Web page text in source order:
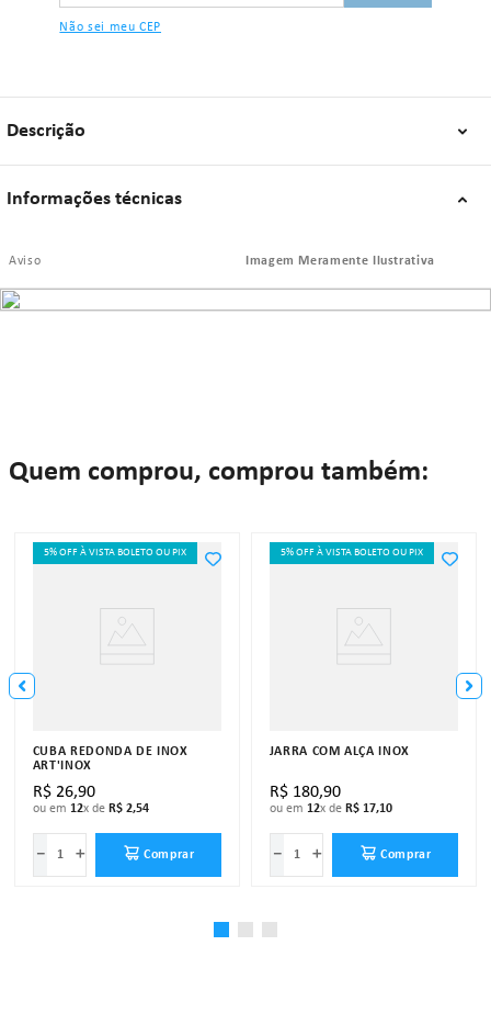
Não sei meu CEP
Descrição
Informações técnicas
Aviso Imagem Meramente Ilustrativa
Quem comprou, comprou também:
5% OFF À VISTA BOLETO OU PIX
CUBA REDONDA DE INOX
ART'INOX
R$ 26,90
ou em 12x de R$ 2,54
＋
－ Comprar
5% OFF À VISTA BOLETO OU PIX
JARRA COM ALÇA INOX
R$ 180,90
ou em 12x de R$ 17,10
＋
－ Comprar